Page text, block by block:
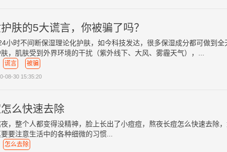
肤的5大谎言，你被骗了吗？
小时不间断保湿理论化护肤，如今科技发达，很多保湿成分都可做到
，肌肤受到外界环境的干扰（紫外线下、大风、雾霾天气），...
谎言 被骗
08-30 15:35:20
么快速去除
，整个人都变得没精神，脸上长出了小痘痘，熬夜长痘怎么快速去除
要注意生活中的各种细微的习惯...
怎么去除